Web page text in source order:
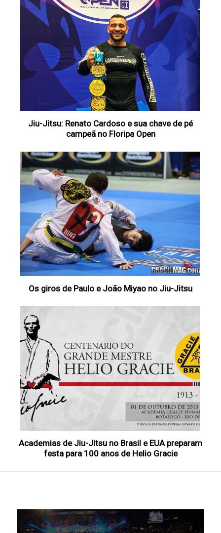
Jiu-Jitsu: Renato Cardoso e sua chave de pé
campeã no Floripa Open
Os giros de Paulo e João Miyao no Jiu-Jitsu
Academias de Jiu-Jitsu no Brasil e EUA preparam
festa para 100 anos de Helio Gracie